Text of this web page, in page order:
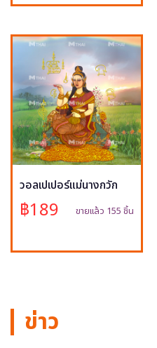
วอลเปเปอร์แม่นางกวัก
฿189 ขายแล้ว 155 ชิ้น
ข่าว